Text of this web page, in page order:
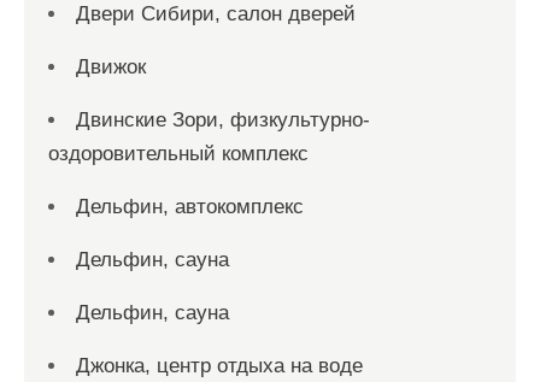
Двери Сибири, салон дверей
Движок
Двинские Зори, физкультурно-
оздоровительный комплекс
Дельфин, автокомплекс
Дельфин, сауна
Дельфин, сауна
Джонка, центр отдыха на воде